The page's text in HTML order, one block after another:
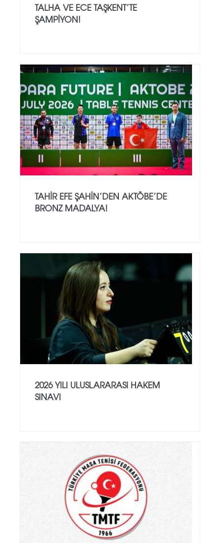
TALHA VE ECE TAŞKENT’TE
ŞAMPIYON!
TAHIR EFE ŞAHIN’DEN AKTÖBE’DE
BRONZ MADALYA!
2026 YILI ULUSLARARASI HAKEM
SINAVI